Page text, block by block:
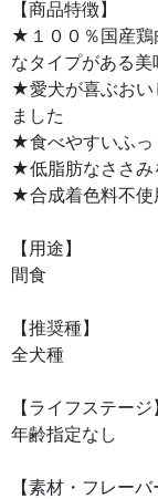
【商品特徴】
★１００％国産鶏
なタイプがある美
★愛犬が喜ぶおい
ました
★食べやすいふっ
★低脂肪なささみ
★合成着色料不使
【用途】
間食
【推奨種】
全犬種
【ライフステージ
年齢指定なし
【素材・フレーバ